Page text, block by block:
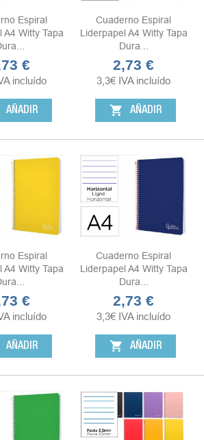
Espiral
A4 Witty Tapa
€
incluído
AÑADIR
Cuaderno Espiral
Liderpapel A4 Witty Tapa
Dura...
Precio
2,73 €
3,3€ IVA incluído
shopping_cart AÑADIR
Espiral
A4 Witty Tapa
€
incluído
AÑADIR
Cuaderno Espiral
Liderpapel A4 Witty Tapa
Dura...
Precio
2,73 €
3,3€ IVA incluído
shopping_cart AÑADIR